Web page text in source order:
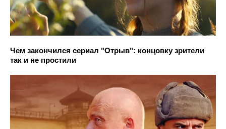
Чем закончился сериал "Отрыв": концовку зрители
так и не простили